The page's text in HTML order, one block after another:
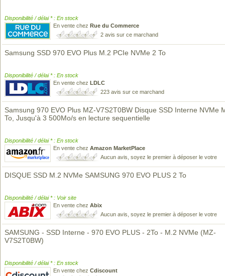
Disponibilité / délai * : En stock
En vente chez Rue du Commerce
2 avis sur ce marchand
Samsung SSD 970 EVO Plus M.2 PCIe NVMe 2 To
Disponibilité / délai * : En stock
En vente chez LDLC
223 avis sur ce marchand
Samsung 970 EVO Plus MZ-V7S2T0BW Disque SSD Interne NVMe
To, Jusqu'à 3 500Mo/s en lecture sequentielle
Disponibilité / délai * : En stock
En vente chez Amazon MarketPlace
Aucun avis, soyez le premier à déposer le votre
DISQUE SSD M.2 NVMe SAMSUNG 970 EVO PLUS 2 To
Disponibilité / délai * : Voir site
En vente chez Abix
Aucun avis, soyez le premier à déposer le votre
SAMSUNG - SSD Interne - 970 EVO PLUS - 2To - M.2 NVMe (MZ-
V7S2T0BW)
Disponibilité / délai * : En stock
En vente chez Cdiscount